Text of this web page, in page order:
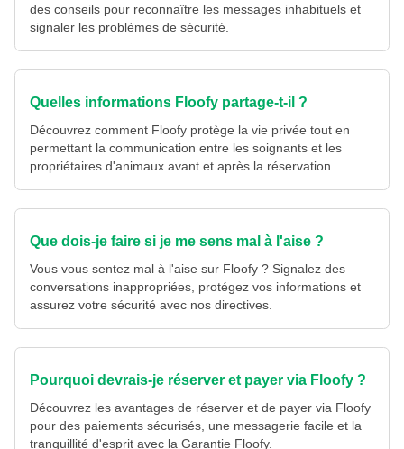
des conseils pour reconnaître les messages inhabituels et
signaler les problèmes de sécurité.
Quelles informations Floofy partage-t-il ?
Découvrez comment Floofy protège la vie privée tout en
permettant la communication entre les soignants et les
propriétaires d'animaux avant et après la réservation.
Que dois-je faire si je me sens mal à l'aise ?
Vous vous sentez mal à l'aise sur Floofy ? Signalez des
conversations inappropriées, protégez vos informations et
assurez votre sécurité avec nos directives.
Pourquoi devrais-je réserver et payer via Floofy ?
Découvrez les avantages de réserver et de payer via Floofy
pour des paiements sécurisés, une messagerie facile et la
tranquillité d'esprit avec la Garantie Floofy.